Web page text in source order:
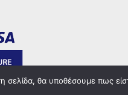
σελίδα, θα υποθέσουμε πως